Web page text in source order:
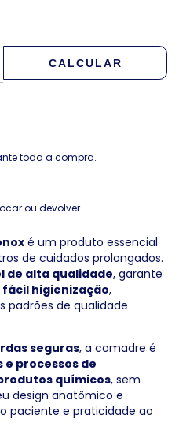
CALCULAR
toda a compra.
ou devolver.
é um produto essencial
de cuidados prolongados.
de alta qualidade, garante
higienização,
padrões de qualidade
seguras, a comadre é
processos de
químicos, sem
design anatômico e
paciente e praticidade ao